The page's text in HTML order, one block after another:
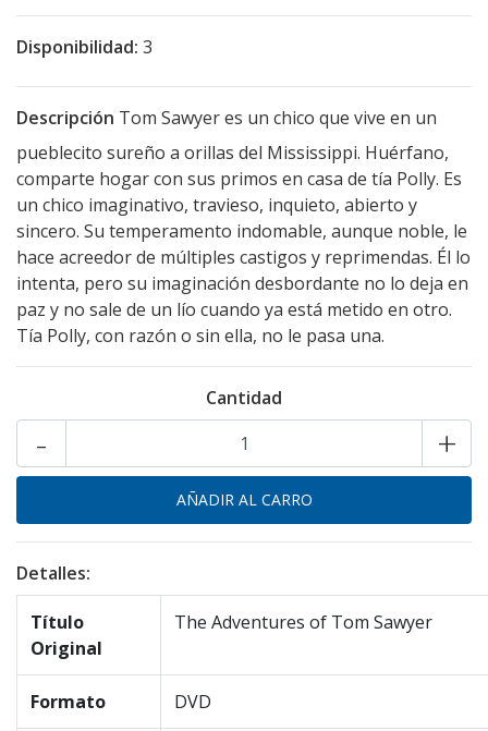
Disponibilidad: 3
Descripción Tom Sawyer es un chico que vive en un
pueblecito sureño a orillas del Mississippi. Huérfano,
comparte hogar con sus primos en casa de tía Polly. Es
un chico imaginativo, travieso, inquieto, abierto y
sincero. Su temperamento indomable, aunque noble, le
hace acreedor de múltiples castigos y reprimendas. Él lo
intenta, pero su imaginación desbordante no lo deja en
paz y no sale de un lío cuando ya está metido en otro.
Tía Polly, con razón o sin ella, no le pasa una.
Cantidad
+
-
Detalles:
Título
Original
The Adventures of Tom Sawyer
Formato DVD